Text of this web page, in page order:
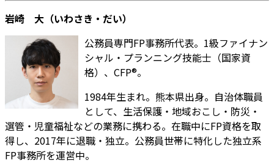
岩崎 大（いわさき・だい）
公務員専門FP事務所代表。1級ファイナン
シャル・プランニング技能士（国家資
格）、CFP®。
1984年生まれ。熊本県出身。自治体職員
として、生活保護・地域おこし・防災・
選管・児童福祉などの業務に携わる。在職中にFP資格を取
得し、2017年に退職・独立。公務員世帯に特化した独立系
FP事務所を運営中。